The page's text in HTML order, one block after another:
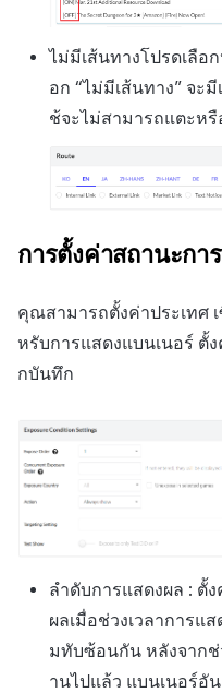
ไม่มีเส้นทางโปรดเลือ
อก “ไม่มีเส้นทาง” จะ
ช้จะไม่สามารถแตะห
การตั้งค่าสถานะกา
คุณสามารถตั้งค่าประเทศ
หรับการแสดงแบนเนอร์ ตั้
กบันทึก
ลำดับการแสดงผล : ตั้
ผลเมื่อช่วงเวลาการแ
มทับซ้อนกัน หลังจากช่
านไปแล้ว แบนเนอร์อั